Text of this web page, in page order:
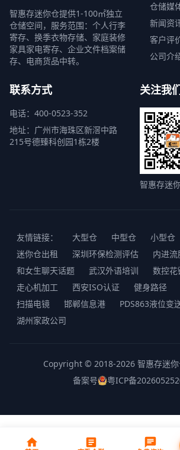
智惠存迷你仓提供1-100㎡独立
仓储空间，服务范围：个人行李
寄存、换季衣物存储、家庭装修
家具家电寄存、企业文件档案储
存、电商货品中转。
仓储媒
新闻资
客户评
公司介
联系方式
电话：400-0523-352
地址：广州市海珠区新滘中路
215号德臻科创园1栋2楼
关注我
智惠存迷
友情链接： 大型仓 中型仓 小型仓
迷你仓出租
深圳环保检测评估
内进
和女生聊天话题
武汉外语培训 数控花
走心机加工
西安ISO认证 健身路径
扫描电镜
邯郸信息港
PDS863液位变
湖州家政公司
Copyright © 2018-2026 智惠存迷你
备案号
粤ICP备